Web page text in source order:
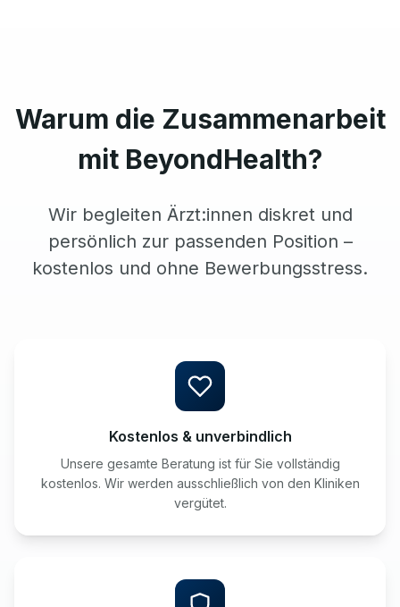
Warum die Zusammenarbeit
mit BeyondHealth?
Wir begleiten Ärzt:innen diskret und
persönlich zur passenden Position –
kostenlos und ohne Bewerbungsstress.
Kostenlos & unverbindlich
Unsere gesamte Beratung ist für Sie vollständig
kostenlos. Wir werden ausschließlich von den Kliniken
vergütet.